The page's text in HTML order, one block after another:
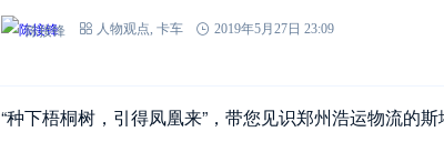
陈接锋 人物观点 卡车 2019年5月27日 23:09
“种下梧桐树，引得凤凰来”，带您见识郑州浩运物流的